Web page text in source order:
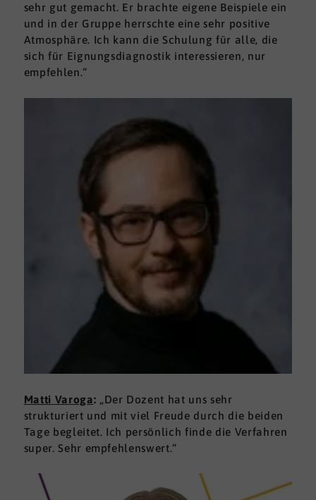
sehr gut gemacht. Er brachte eigene Beispiele ein
und in der Gruppe herrschte eine sehr positive
Atmosphäre. Ich kann die Schulung für alle, die
sich für Eignungsdiagnostik interessieren, nur
empfehlen.“
Matti Varoga: „Der Dozent hat uns sehr
strukturiert und mit viel Freude durch die beiden
Tage begleitet. Ich persönlich finde die Verfahren
super. Sehr empfehlenswert.“